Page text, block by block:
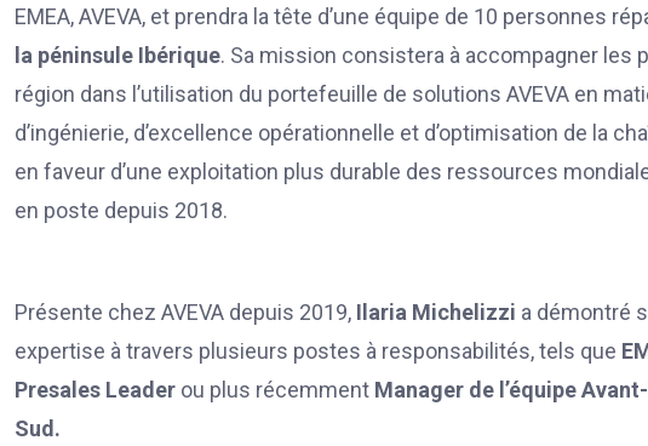
EMEA, AVEVA, et prendra la tête d’une équipe de 10 personnes
la péninsule Ibérique. Sa mission consistera à accompagner les
région dans l’utilisation du portefeuille de solutions AVEVA en
d’ingénierie, d’excellence opérationnelle et d’optimisation de la
en faveur d’une exploitation plus durable des ressources
en poste depuis 2018.
Présente chez AVEVA depuis 2019, Ilaria Michelizzi a démontré
expertise à travers plusieurs postes à responsabilités, tels que
Presales Leader ou plus récemment Manager de l’équipe
Sud.